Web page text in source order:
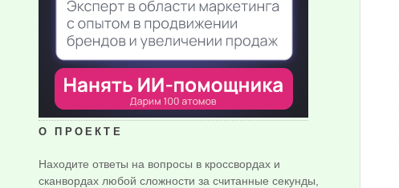
О ПРОЕКТЕ
Находите ответы на вопросы в кроссвордах и
сканвордах любой сложности за считанные секунды,